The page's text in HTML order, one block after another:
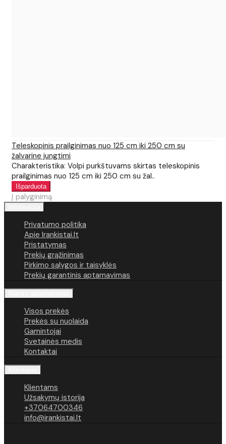
Teleskopinis prailginimas nuo 125 cm iki 250 cm su
žalvarine jungtimi
Charakteristika: Volpi purkštuvams skirtas teleskopinis
prailginimas nuo 125 cm iki 250 cm su žal..
Į palyginimą
Privatumo politika
Apie Irankistai.lt
Pristatymas
Prekių grąžinimas
Pirkimo sąlygos ir taisyklės
Prekių garantinis aptarnavimas
Visos prekės
Prekės su nuolaida
Gamintojai
Svetainės medis
Kontaktai
Klientams
Užsakymų istorija
+37064700346
info@irankistai.lt